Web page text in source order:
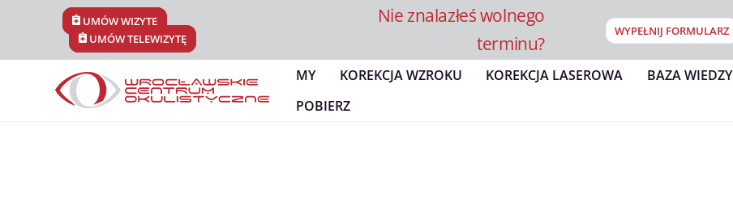
UMÓW WIZYTĘ
UMÓW TELEWIZYTĘ
Nie znalazłeś wolnego
terminu?
WYPEŁNIJ FORMULARZ
MY KOREKCJA WZROKU KOREKCJA LASEROWA BAZA WIEDZY
POBIERZ